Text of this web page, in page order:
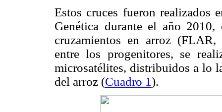
Estos cruces fueron realizados
Genética durante el año
cruzamientos en arroz
entre los progenitores, se
microsatélites, distribuidos a lo
del arroz (Cuadro 1).